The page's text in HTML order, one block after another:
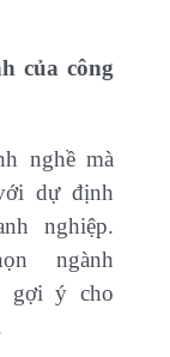
của công
nghề mà
dự định
nghiệp.
ngành
gợi ý cho